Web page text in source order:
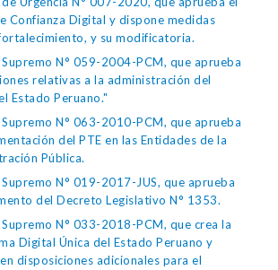
Confianza Digital y dispone medidas
y su modificatoria.
N° 059-2004-PCM, que aprueba
relativas a la administración del
Estado Peruano."
N° 063-2010-PCM, que aprueba
del PTE en las Entidades de la
Pública.
N° 019-2017-JUS, que aprueba
del Decreto Legislativo N° 1353.
N° 033-2018-PCM, que crea la
Digital Única del Estado Peruano y
disposiciones adicionales para el